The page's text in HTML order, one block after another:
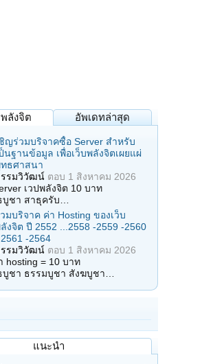
ลังจิต อัพเดทล่าสุด
ญร่วมบริจาคซื้อ Server สำหรับ
นฐานข้อมูล เพื่อเว็บพลังจิตเผยแผ่
ธศาสนา
รมวิวัฒน์ ตอบ 1 สิงหาคม 2026
เวปพลังจิต 10 บาท
บูชา สาธุครับ…
มบริจาค ค่า Hosting ของเว็บ
งจิต ปี 2552 ...2558 -2559 -2560
-2564
รมวิวัฒน์ ตอบ 1 สิงหาคม 2026
hosting = 10 บาท
บูชา ธรรมบูชา สังฆบูชา…
แนะนำ